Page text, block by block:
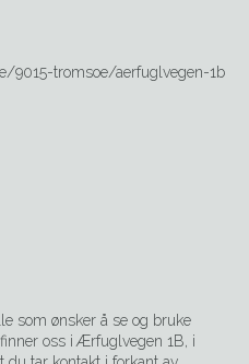
9015-tromsoe/aerfuglvegen-1b
som ønsker å se og bruke
oss i Ærfuglvegen 1B, i